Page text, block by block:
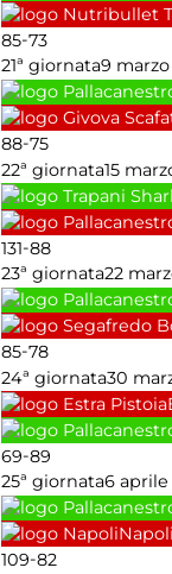
85-73
21ª giornata9
88-75
22ª giornata15
131-88
23ª giornata22
85-78
24ª giornata30
69-89
25ª giornata6 aprile
Napoli
109-82